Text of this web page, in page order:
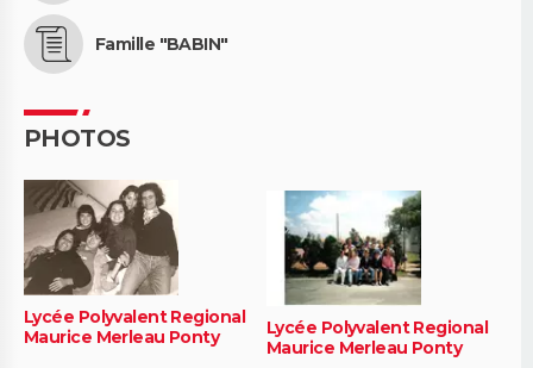
Famille "BABIN"
PHOTOS
Lycée Polyvalent Regional
Maurice Merleau Ponty
Lycée Polyvalent Regional
Maurice Merleau Ponty